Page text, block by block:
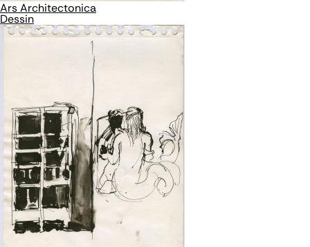
Ars Architectonica
Dessin